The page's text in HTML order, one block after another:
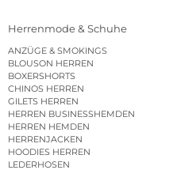
Herrenmode & Schuhe
ANZÜGE & SMOKINGS
BLOUSON HERREN
BOXERSHORTS
CHINOS HERREN
GILETS HERREN
HERREN BUSINESSHEMDEN
HERREN HEMDEN
HERRENJACKEN
HOODIES HERREN
LEDERHOSEN